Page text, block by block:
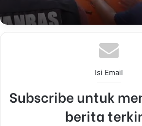
Isi Email
Subscribe untuk
berita